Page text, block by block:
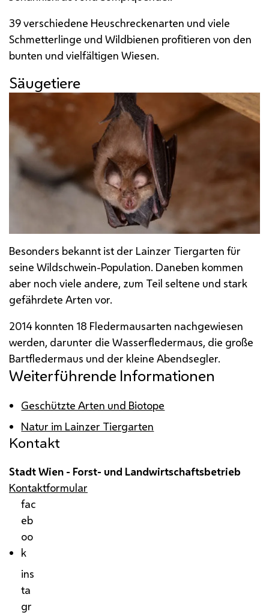
39 verschiedene Heuschreckenarten und viele
Schmetterlinge und Wildbienen profitieren von den
bunten und vielfältigen Wiesen.
Säugetiere
Besonders bekannt ist der Lainzer Tiergarten für
seine Wildschwein-Population. Daneben kommen
aber noch viele andere, zum Teil seltene und stark
gefährdete Arten vor.
2014 konnten 18 Fledermausarten nachgewiesen
werden, darunter die Wasserfledermaus, die große
Bartfledermaus und der kleine Abendsegler.
Weiterführende Informationen
Geschützte Arten und Biotope
Natur im Lainzer Tiergarten
Kontakt
Stadt Wien - Forst- und Landwirtschaftsbetrieb
Kontaktformular
fac
eb
oo
k
ins
ta
gr